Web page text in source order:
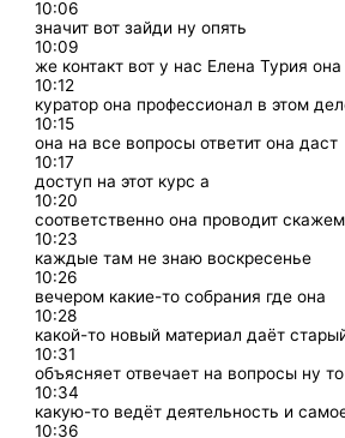
10:06
значит вот зайди ну опять
10:09
же контакт вот у нас Елена Турия она
10:12
куратор она профессионал в этом
10:15
она на все вопросы ответит она даст
10:17
доступ на этот курс а
10:20
соответственно она проводит скажем
10:23
каждые там не знаю воскресенье
10:26
вечером какие-то собрания где она
10:28
какой-то новый материал даёт
10:31
объясняет отвечает на вопросы ну
10:34
какую-то ведёт деятельность и
10:36